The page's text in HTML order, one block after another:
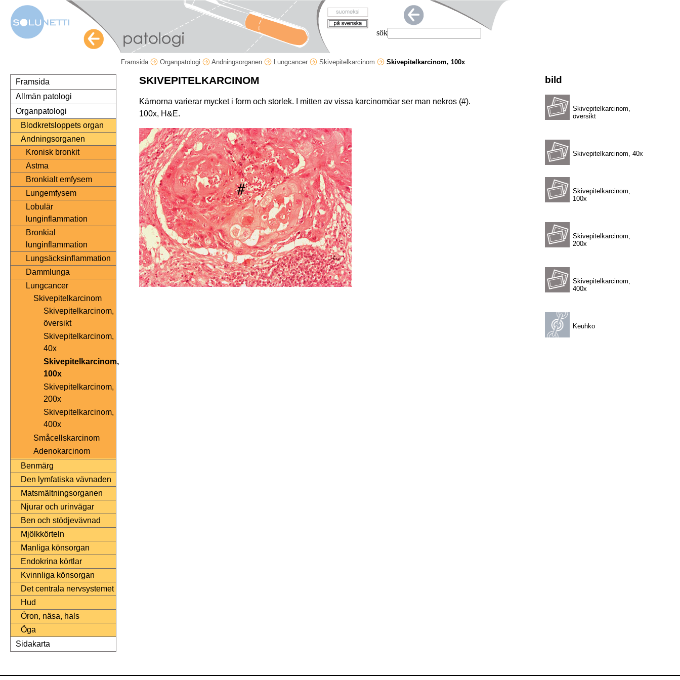
sök
Framsida Organpatologi Andningsorganen Lungcancer Skivepitelkarcinom Skivepitelkarcinom, 100x
Framsida
Allmän patologi
Organpatologi
Blodkretsloppets organ
Andningsorganen
Kronisk bronkit
Astma
Bronkialt emfysem
Lungemfysem
Lobulär
lunginflammation
Bronkial
lunginflammation
Lungsäcksinflammation
Dammlunga
Lungcancer
Skivepitelkarcinom
Skivepitelkarcinom,
översikt
Skivepitelkarcinom,
40x
Skivepitelkarcinom,
100x
Skivepitelkarcinom,
200x
Skivepitelkarcinom,
400x
Småcellskarcinom
Adenokarcinom
Benmärg
Den lymfatiska vävnaden
Matsmältningsorganen
Njurar och urinvägar
Ben och stödjevävnad
Mjölkkörteln
Manliga könsorgan
Endokrina körtlar
Kvinnliga könsorgan
Det centrala nervsystemet
Hud
Öron, näsa, hals
Öga
Sidakarta
bild
Skivepitelkarcinom,
översikt
Skivepitelkarcinom, 40x
Skivepitelkarcinom,
100x
Skivepitelkarcinom,
200x
Skivepitelkarcinom,
400x
Keuhko
SKIVEPITELKARCINOM
Kärnorna varierar mycket i form och storlek. I mitten av vissa karcinomöar ser man nekros (#).
100x, H&E.